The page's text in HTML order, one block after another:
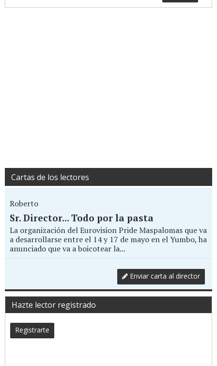
Cartas de los lectores
Roberto
Sr. Director... Todo por la pasta
La organización del Eurovision Pride Maspalomas que va
a desarrollarse entre el 14 y 17 de mayo en el Yumbo, ha
anunciado que va a boicotear la...
Enviar carta al director
Hazte lector registrado
Registrarte